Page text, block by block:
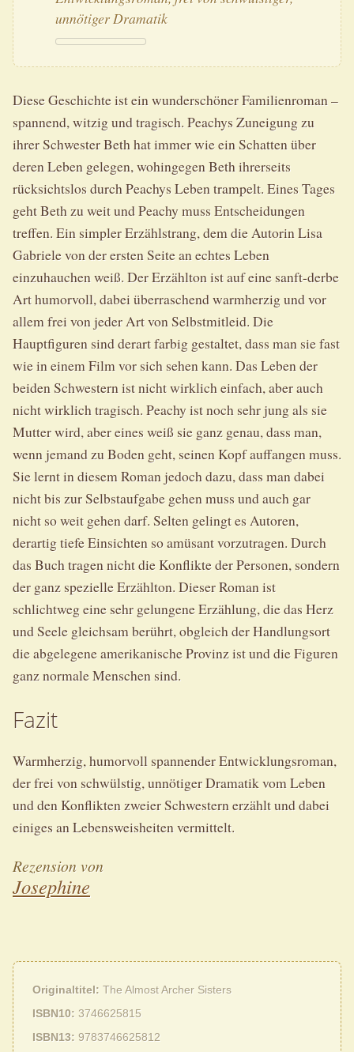
unnötiger Dramatik
Diese Geschichte ist ein wunderschöner Familienroman –
spannend, witzig und tragisch. Peachys Zuneigung zu
ihrer Schwester Beth hat immer wie ein Schatten über
deren Leben gelegen, wohingegen Beth ihrerseits
rücksichtslos durch Peachys Leben trampelt. Eines Tages
geht Beth zu weit und Peachy muss Entscheidungen
treffen. Ein simpler Erzählstrang, dem die Autorin Lisa
Gabriele von der ersten Seite an echtes Leben
einzuhauchen weiß. Der Erzählton ist auf eine sanft-derbe
Art humorvoll, dabei überraschend warmherzig und vor
allem frei von jeder Art von Selbstmitleid. Die
Hauptfiguren sind derart farbig gestaltet, dass man sie fast
wie in einem Film vor sich sehen kann. Das Leben der
beiden Schwestern ist nicht wirklich einfach, aber auch
nicht wirklich tragisch. Peachy ist noch sehr jung als sie
Mutter wird, aber eines weiß sie ganz genau, dass man,
wenn jemand zu Boden geht, seinen Kopf auffangen muss.
Sie lernt in diesem Roman jedoch dazu, dass man dabei
nicht bis zur Selbstaufgabe gehen muss und auch gar
nicht so weit gehen darf. Selten gelingt es Autoren,
derartig tiefe Einsichten so amüsant vorzutragen. Durch
das Buch tragen nicht die Konflikte der Personen, sondern
der ganz spezielle Erzählton. Dieser Roman ist
schlichtweg eine sehr gelungene Erzählung, die das Herz
und Seele gleichsam berührt, obgleich der Handlungsort
die abgelegene amerikanische Provinz ist und die Figuren
ganz normale Menschen sind.
Fazit
Warmherzig, humorvoll spannender Entwicklungsroman,
der frei von schwülstig, unnötiger Dramatik vom Leben
und den Konflikten zweier Schwestern erzählt und dabei
einiges an Lebensweisheiten vermittelt.
Rezension von
Josephine
Originaltitel The Almost Archer Sisters
ISBN10
3746625815
ISBN13 9783746625812